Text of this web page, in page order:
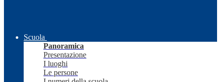
Scuola
Panoramica
Presentazione
I luoghi
Le persone